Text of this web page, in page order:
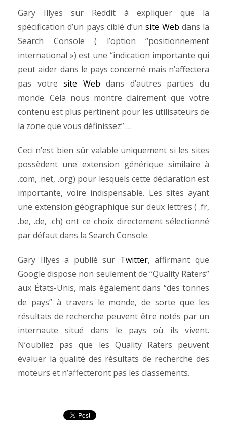
Gary Illyes sur Reddit à expliquer que la
spécification d’un pays ciblé d’unsite Web dans la
Search Console ( l’option “positionnement
international ») est une “indication importante qui
peut aider dans le pays concerné mais n’affectera
pas votresite Web dans d’autres parties du
monde. Cela nous montre clairement que votre
contenu est plus pertinent pour les utilisateurs de
la zone que vous définissez” …
Ceci n’est bien sûr valable uniquement si les sites
possèdent une extension générique similaire à
.com, .net, .org) pour lesquels cette déclaration est
importante, voire indispensable. Les sites ayant
une extension géographique sur deux lettres ( .fr,
.be, .de, .ch) ont ce choix directement sélectionné
par défaut dans la Search Console.
Gary Illyes a publié sur Twitter, affirmant que
Google dispose non seulement de “Quality Raters”
aux États-Unis, mais également dans “des tonnes
de pays” à travers le monde, de sorte que les
résultats de recherche peuvent être notés par un
internaute situé dans le pays où ils vivent.
N’oubliez pas que les Quality Raters peuvent
évaluer la qualité des résultats de recherche des
moteurs et n’affecteront pas les classements.